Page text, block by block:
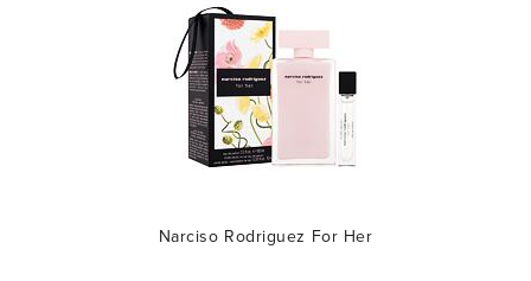
Narciso Rodriguez For Her